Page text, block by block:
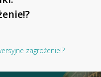
zagrożenie!?